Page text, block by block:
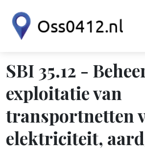
SBI 35.12 -
exploitatie van
transportnetten
elektriciteit,